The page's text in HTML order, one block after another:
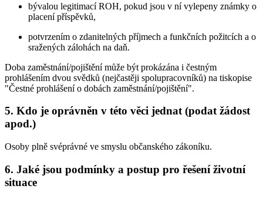
bývalou legitimací ROH, pokud jsou v ní vylepeny známky o
placení příspěvků,
potvrzením o zdanitelných příjmech a funkčních požitcích a o
sražených zálohách na daň.
Doba zaměstnání/pojištění může být prokázána i čestným
prohlášením dvou svědků (nejčastěji spolupracovníků) na tiskopise
"Čestné prohlášení o dobách zaměstnání/pojištění".
5. Kdo je oprávněn v této věci jednat (podat žádost
apod.)
Osoby plně svéprávné ve smyslu občanského zákoníku.
6. Jaké jsou podmínky a postup pro řešení životní
situace